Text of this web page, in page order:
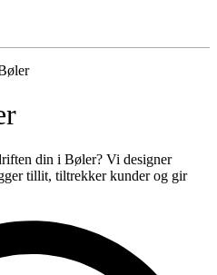
din i Bøler? Vi designer
tillit, tiltrekker kunder og gir